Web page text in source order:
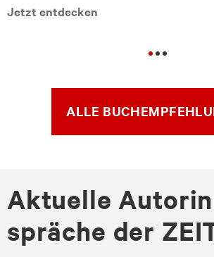
Jetzt entdecken
ALLE
Ak­tu­el­le
sprä­che der